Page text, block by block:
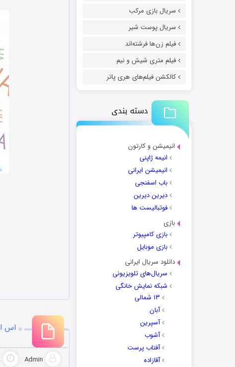
سریال بازی مرکب
سریال پوست شیر
فیلم زن‌ها فرشته‌اند
فیلم متری شیش و نیم
کالکشن فیلم‌های هری پاتر
دسته بندی
انیمیشن و کارتون
انیمه ژاپنی
انیمیشن ایرانی
باب اسفنجی
دیرین دیرین
فوتبالیست ها
بازی
بازی کامپیوتر
بازی موبایل
دانلود سریال ایرانی
سریال‌های تلویزیونی
شبکه نمایش خانگی
۱۳ شمالی
آبان
آسپرین
آشوب
آفتاب پرست
آقازاده
اس
Admin